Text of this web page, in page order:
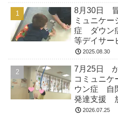
8月30日
ミュニケ
症 ダウ
等デイサ
市 つくば
2025.08.30
7月25日
コミュニ
ウン症
発達支援
総市 つく
2026.07.25